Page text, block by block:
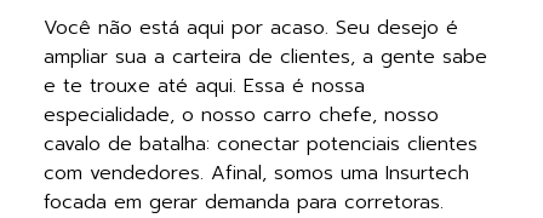
Você não está aqui por acaso. Seu desejo é
ampliar sua a carteira de clientes, a gente sabe
e te trouxe até aqui. Essa é nossa
especialidade, o nosso carro chefe, nosso
cavalo de batalha: conectar potenciais clientes
com vendedores. Afinal, somos uma Insurtech
focada em gerar demanda para corretoras.